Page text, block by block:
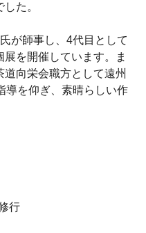
た。
が師事し、4代目として
を開催しています。ま
向栄会職方として遠州
導を仰ぎ、素晴らしい作
行